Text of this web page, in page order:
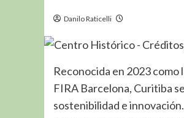
Danilo Raticelli
Reconocida en 2023
FIRA Barcelona, Curitiba
sostenibilidad e